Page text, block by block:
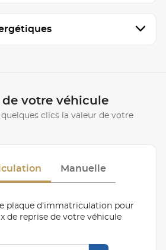
de votre véhicule
quelques clics la valeur de votre
Manuelle
plaque d’immatriculation pour
de reprise de votre véhicule